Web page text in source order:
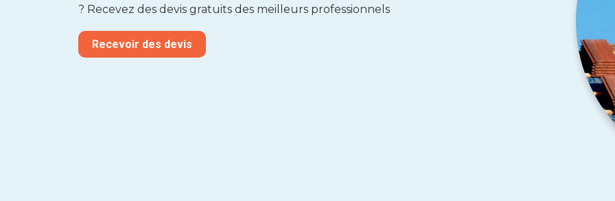
? Recevez des devis gratuits des meilleurs professionnels
Recevoir des devis